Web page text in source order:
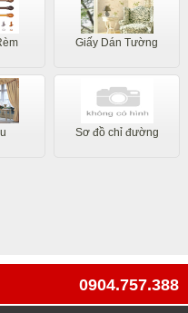
Giấy Dán Tường
Sơ đồ chỉ đường
0904.757.388